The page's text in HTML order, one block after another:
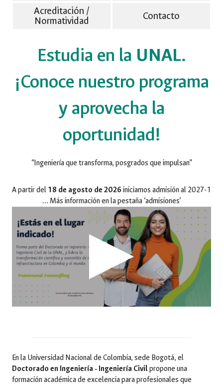
Acreditación /
Normatividad
Contacto
Estudia en la UNAL.
¡Conoce nuestro programa
y aprovecha la
oportunidad!
“Ingeniería que transforma, posgrados que impulsan”
A partir del 18 de agosto de 2026 iniciamos admisión al 2027-1
… Más información en la pestaña ‘admisiones’
En la Universidad Nacional de Colombia, sede Bogotá, el
Doctorado en Ingeniería ‑ Ingeniería Civil propone una
formación académica de excelencia para profesionales que